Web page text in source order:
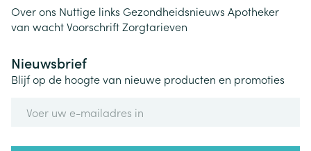
Over ons Nuttige links Gezondheidsnieuws Apotheker
van wachtVoorschriftZorgtarieven
Nieuwsbrief
Blijf op de hoogte van nieuwe producten en promoties